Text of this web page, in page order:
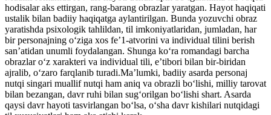
hodisalar aks ettirgan, rang-barang obrazlar yaratgan. Hayot haqiqati
ustalik bilan badiiy haqiqatga aylantirilgan. Bunda yozuvchi obraz
yaratishda psixologik tahlildan, til imkoniyatlaridan, jumladan, har
bir personajning o‘ziga xos fe’1-atvorini va individual tilini berish
san’atidan unumli foydalangan. Shunga ko‘ra romandagi barcha
obrazlar o‘z xarakteri va individual tili, e’tibori bilan bir-biridan
ajralib, o‘zaro farqlanib turadi.Ma’lumki, badiiy asarda personaj
nutqi singari muallif nutqi ham aniq va obrazli bo‘lishi, milliy tarovat
bilan bezangan, davr ruhi bilan sug‘orilgan bo‘lishi shart. Asarda
qaysi davr hayoti tasvirlangan bo‘lsa, o‘sha davr kishilari nutqidagi